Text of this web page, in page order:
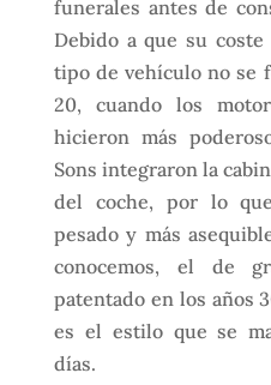
funerales antes de
Debido a que su
tipo de vehículo no se
20, cuando los
hicieron más
Sons integraron la
del coche, por lo
pesado y más
conocemos, el de
patentado en los años
es el estilo que se
días.